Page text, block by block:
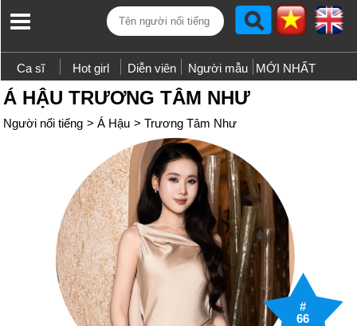
Ca sĩ Hot girl Diễn viên Người mẫu MỚI NHẤT
Á HẬU TRƯƠNG TÂM NHƯ
Người nổi tiếng > Á Hậu > Trương Tâm Như
#
66